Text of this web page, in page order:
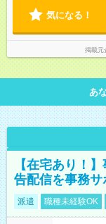
気になる！
掲載元
あ
【在宅あり！
告配信を事務サ
派遣 職種未経験OK